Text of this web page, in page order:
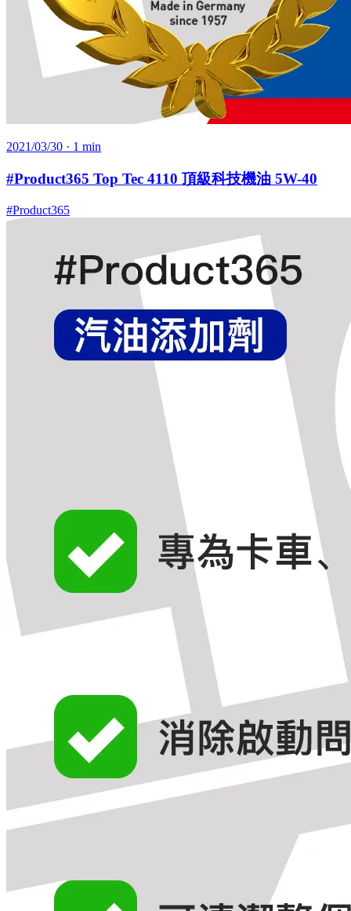
2021/03/30 · 1 min
#Product365 Top Tec 4110 頂級科技機油 5W-40
#Product365